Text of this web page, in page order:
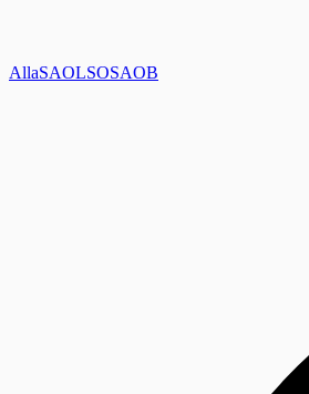
AllaSAOLSOSAOB